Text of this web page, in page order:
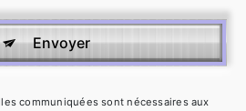
Envoyer
communiquées sont nécessaires aux